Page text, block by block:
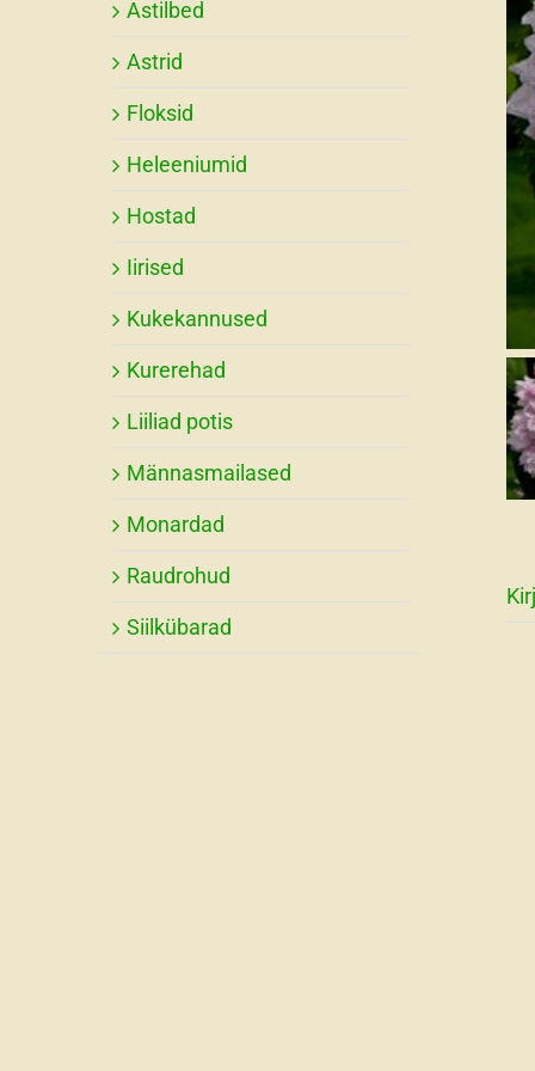
Astilbed
Astrid
Floksid
Heleeniumid
Hostad
Iirised
Kukekannused
Kurerehad
Liiliad potis
Männasmailased
Monardad
Raudrohud
Siilkübarad